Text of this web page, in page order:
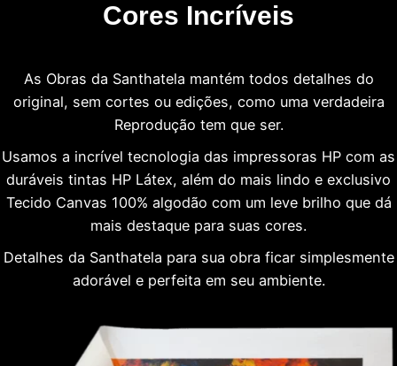
Cores Incríveis
As Obras da Santhatela mantém todos detalhes do
original, sem cortes ou edições, como uma verdadeira
Reprodução tem que ser.
Usamos a incrível tecnologia das impressoras HP com as
duráveis tintas HP Látex, além do mais lindo e exclusivo
Tecido Canvas 100% algodão com um leve brilho que dá
mais destaque para suas cores.
Detalhes da Santhatela para sua obra ficar simplesmente
adorável e perfeita em seu ambiente.